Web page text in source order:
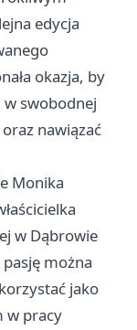
edycja
okazja, by
w swobodnej
nawiązać
Monika
w Dąbrowie
można
jako
w pracy